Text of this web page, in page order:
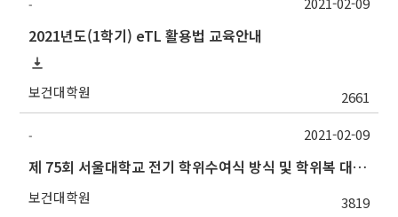
-
2021년도(1학기) eTL 활용법 교육안내
보건대학원 2661
-
제 75회 서울대학교 전기 학위수여식 방식 및 학위복 대여 안내(2/25수정)
보건대학원 3819
2021-02-09